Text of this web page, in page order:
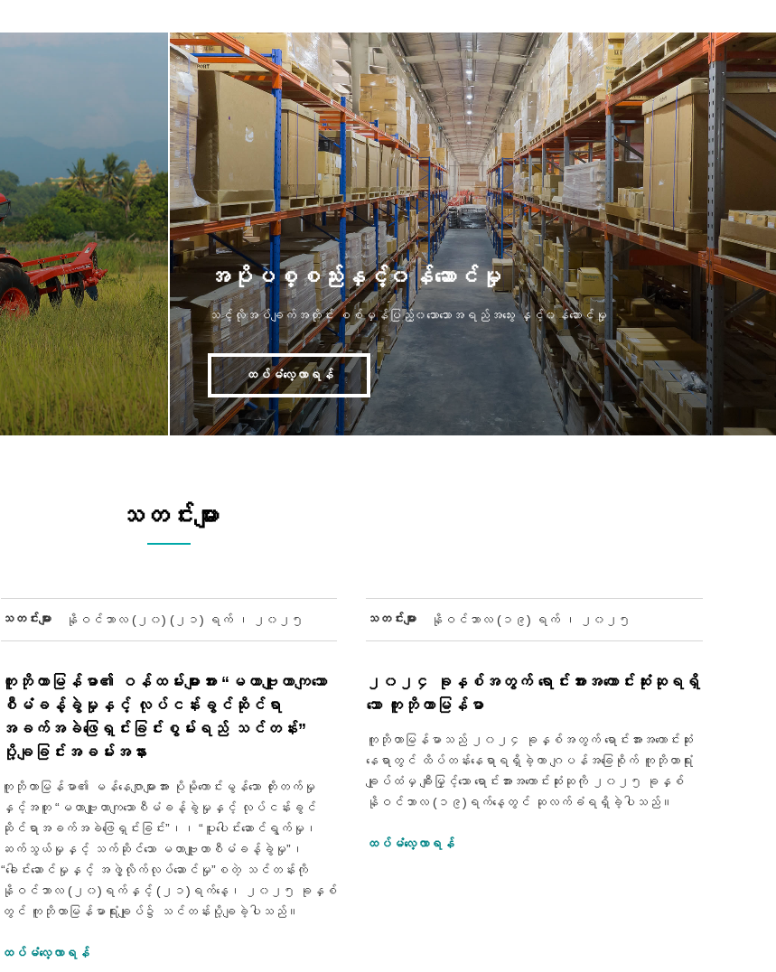
အပိုပစ္စည်းနှင့်၀န်ဆောင်မှု
သင့်လိုအပ်ချက်အတိုင်း စစ်မှန်ပြည့်၀သောသောအရည်အသွေး နှင့်၀န်ဆောင်မှု
ထပ်မံလေ့လာရန်
သတင်းများ
သတင်းများ နိုဝင်ဘာလ (၂၀) (၂၁) ရက် ၊ ၂၀၂၅
ကူဘိုတာမြန်မာ၏ ဝန်ထမ်းများအား “မဟာဗျူဟာကျသော
စီမံခန့်ခွဲမှုနှင့် လုပ်ငန်းခွင်ဆိုင်ရာ
အခက်အခဲဖြေရှင်းခြင်းစွမ်းရည် သင်တန်း”
ပို့ချခြင်းအခမ်းအနား
ကူဘိုတာမြန်မာ၏ မန်နေဂျာများအား ပိုမိုကောင်းမွန်သော တိုးတက်မှု
နှင့်အတူ “မဟာဗျူဟာကျသောစီမံခန့်ခွဲမှုနှင့် လုပ်ငန်းခွင်
ဆိုင်ရာအခက်အခဲဖြေရှင်းခြင်း”၊၊ “ပူးပေါင်းဆောင်ရွက်မှု၊
ဆက်သွယ်မှုနှင့် သက်ဆိုင်သော မဟာဗျူဟာစီမံခန့်ခွဲမှု”၊
“ခေါင်းဆောင်မှုနှင့် အဖွဲ့လိုက်လုပ်ဆောင်မှု”စတဲ့ သင်တန်းကို
နိုဝင်ဘာလ (၂၀)ရက်နှင့် (၂၁)ရက်နေ့၊ ၂၀၂၅ ခုနှစ်
တွင် ကူဘိုတာမြန်မာရုံးချုပ်၌ သင်တန်းပို့ချခဲ့ပါသည်။
ထပ်မံလေ့လာရန်
သတင်းများ နိုဝင်ဘာလ (၁၉) ရက် ၊ ၂၀၂၅
၂၀၂၄ ခုနှစ်အတွက် ရောင်းအားအကောင်းဆုံးဆုရရှိ
သော ကူဘိုတာမြန်မာ
ကူဘိုတာမြန်မာသည် ၂၀၂၄ ခုနှစ်အတွက် ရောင်းအားအကောင်းဆုံး
နေရာတွင် ထိပ်တန်းနေရာရရှိခဲ့ကာ ဂျပန်အခြေစိုက် ကူဘိုတာရုံး
ချုပ်ထံမှ ချီးမြှင့်သော ရောင်းအားအကောင်းဆုံးဆုကို ၂၀၂၅ ခုနှစ်
နိုဝင်ဘာလ (၁၉)ရက်နေ့တွင် ဆုလက်ခံရရှိခဲ့ပါသည်။
ထပ်မံလေ့လာရန်